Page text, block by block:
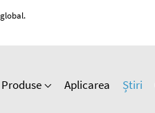
Produse Aplicarea Știri